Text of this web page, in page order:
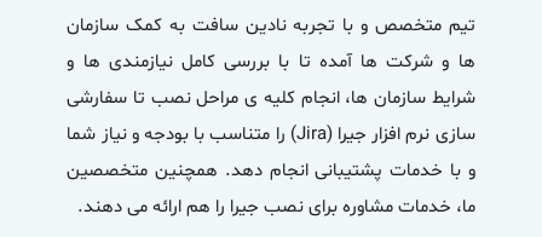
تیم متخصص و با تجربه نادین سافت به کمک سازمان
ها و شرکت ها آمده تا با بررسی کامل نیازمندی ها و
شرایط سازمان ها، انجام کلیه ی مراحل نصب تا سفارشی
سازی نرم افزار جیرا (Jira) را متناسب با بودجه و نیاز شما
و با خدمات پشتیبانی انجام دهد. همچنین متخصصین
ما، خدمات مشاوره برای نصب جیرا را هم ارائه می دهند.